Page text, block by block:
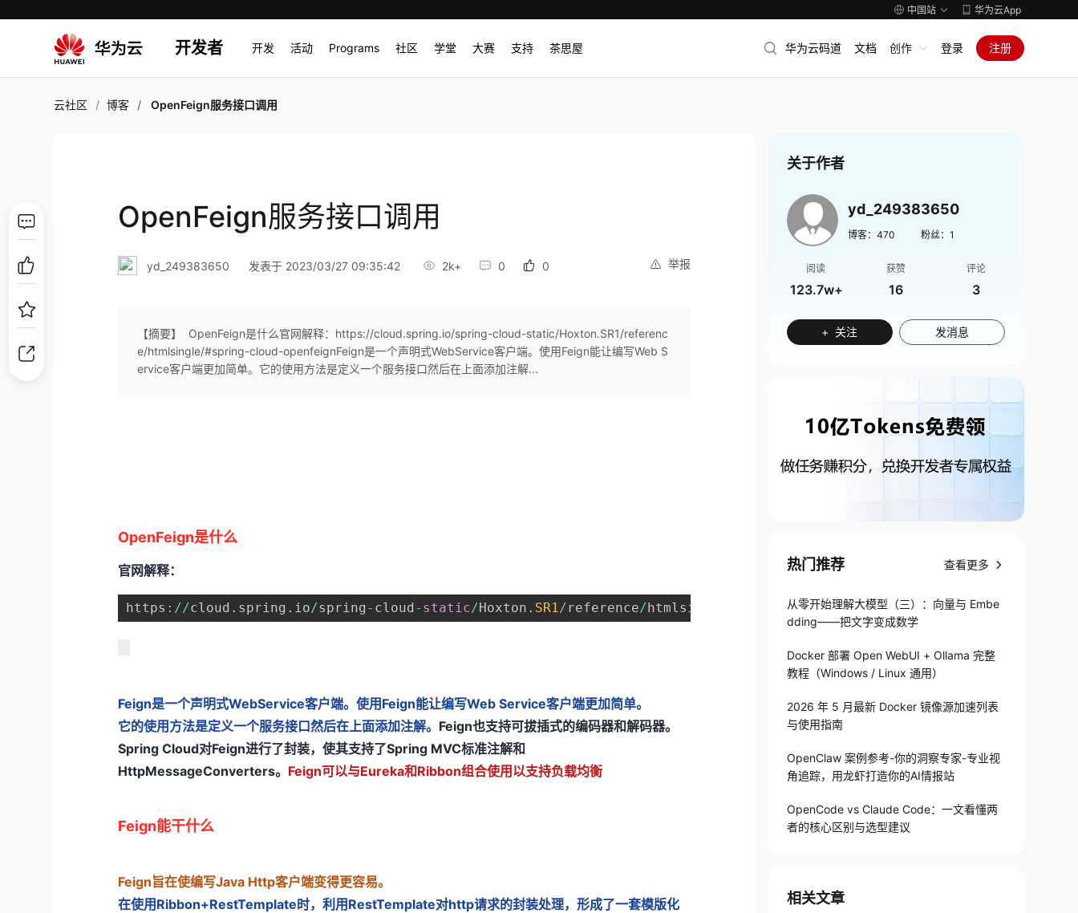
中国站 华为云App
开发者 开发 活动 Programs 社区 学堂 大赛 支持 茶思屋 华为云码道 文档 创作 登录 注册
云社区 博客 OpenFeign服务接口调用
OpenFeign服务接口调用
举报
yd_249383650 发表于 2023/03/27 09:35:42 2k+ 0 0
【摘要】 ​ OpenFeign是什么官网解释：https://cloud.spring.io/spring-cloud-static/Hoxton.SR1/referenc
e/htmlsingle/#spring-cloud-openfeignFeign是一个声明式WebService客户端。使用Feign能让编写Web S
ervice客户端更加简单。它的使用方法是定义一个服务接口然后在上面添加注解...
OpenFeign是什么
官网解释：
https : //cloud . spring . io/spring - cloud - static/Hoxton . SR1/reference/htmlsingle #spring-cloud-openfeign
Feign是一个声明式WebService客户端。使用Feign能让编写Web Service客户端更加简单。
它的使用方法是定义一个服务接口然后在上面添加注解。 Feign也支持可拔插式的编码器和解码器。
Spring Cloud对Feign进行了封装，使其支持了Spring MVC标准注解和
HttpMessageConverters。 Feign可以与Eureka和Ribbon组合使用以支持负载均衡
Feign能干什么
Feign旨在使编写Java Http客户端变得更容易。
在使用Ribbon+RestTemplate时，利用RestTemplate对http请求的封装处理，形成了一套模版化
关于作者
yd_249383650
博客： 470 粉丝： 1
阅读
123.7w+
获赞
16
评论
3
+ 关注 发消息
热门推荐 查看更多
从零开始理解大模型（三）：向量与 Embe
dding——把文字变成数学
Docker 部署 Open WebUI + Ollama 完整
教程（Windows / Linux 通用）
2026 年 5 月最新 Docker 镜像源加速列表
与使用指南
OpenClaw 案例参考-你的洞察专家-专业视
角追踪，用龙虾打造你的AI情报站
OpenCode vs Claude Code：一文看懂两
者的核心区别与选型建议
相关文章